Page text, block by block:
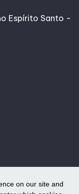
on our site and
Espírito Santo -